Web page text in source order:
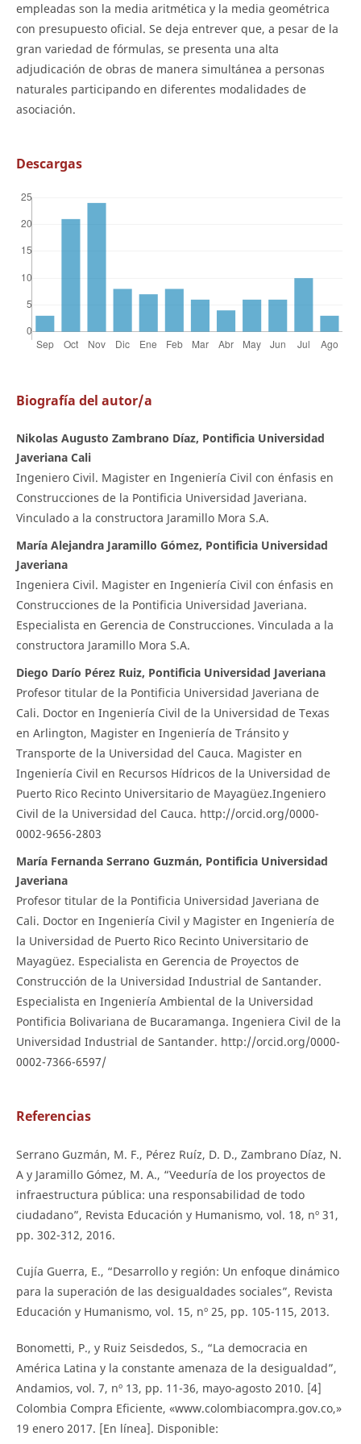
empleadas son la media aritmética y la media geométrica
con presupuesto oficial. Se deja entrever que, a pesar de la
gran variedad de fórmulas, se presenta una alta
adjudicación de obras de manera simultánea a personas
naturales participando en diferentes modalidades de
asociación.
Descargas
Biografía del autor/a
Nikolas Augusto Zambrano Díaz, Pontificia Universidad
Javeriana Cali
Ingeniero Civil. Magister en Ingeniería Civil con énfasis en
Construcciones de la Pontificia Universidad Javeriana.
Vinculado a la constructora Jaramillo Mora S.A.
María Alejandra Jaramillo Gómez, Pontificia Universidad
Javeriana
Ingeniera Civil. Magister en Ingeniería Civil con énfasis en
Construcciones de la Pontificia Universidad Javeriana.
Especialista en Gerencia de Construcciones. Vinculada a la
constructora Jaramillo Mora S.A.
Diego Darío Pérez Ruiz, Pontificia Universidad Javeriana
Profesor titular de la Pontificia Universidad Javeriana de
Cali. Doctor en Ingeniería Civil de la Universidad de Texas
en Arlington, Magister en Ingeniería de Tránsito y
Transporte de la Universidad del Cauca. Magister en
Ingeniería Civil en Recursos Hídricos de la Universidad de
Puerto Rico Recinto Universitario de Mayagüez.Ingeniero
Civil de la Universidad del Cauca. http://orcid.org/0000-
0002-9656-2803
María Fernanda Serrano Guzmán, Pontificia Universidad
Javeriana
Profesor titular de la Pontificia Universidad Javeriana de
Cali. Doctor en Ingeniería Civil y Magister en Ingeniería de
la Universidad de Puerto Rico Recinto Universitario de
Mayagüez. Especialista en Gerencia de Proyectos de
Construcción de la Universidad Industrial de Santander.
Especialista en Ingeniería Ambiental de la Universidad
Pontificia Bolivariana de Bucaramanga. Ingeniera Civil de la
Universidad Industrial de Santander. http://orcid.org/0000-
0002-7366-6597/
Referencias
Serrano Guzmán, M. F., Pérez Ruíz, D. D., Zambrano Díaz, N.
A y Jaramillo Gómez, M. A., “Veeduría de los proyectos de
infraestructura pública: una responsabilidad de todo
ciudadano”, Revista Educación y Humanismo, vol. 18, nº 31,
pp. 302-312, 2016.
Cujía Guerra, E., “Desarrollo y región: Un enfoque dinámico
para la superación de las desigualdades sociales”, Revista
Educación y Humanismo, vol. 15, nº 25, pp. 105-115, 2013.
Bonometti, P., y Ruiz Seisdedos, S., “La democracia en
América Latina y la constante amenaza de la desigualdad”,
Andamios, vol. 7, nº 13, pp. 11-36, mayo-agosto 2010. [4]
Colombia Compra Eficiente, «www.colombiacompra.gov.co,»
19 enero 2017. [En línea]. Disponible: